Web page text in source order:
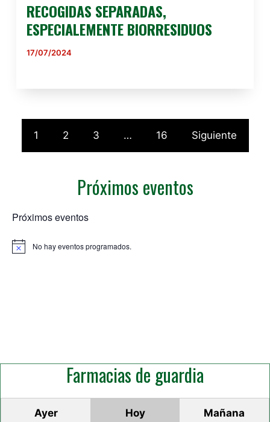
RECOGIDAS SEPARADAS,
ESPECIALEMENTE BIORRESIDUOS
17/07/2024
1 2 3 … 16 Siguiente
Próximos eventos
Próximos eventos
No hay eventos programados.
Farmacias de guardia
Ayer Hoy Mañana